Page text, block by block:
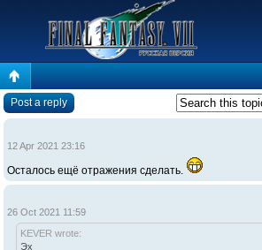
Post a reply
12 Apr 2021 23:16
Осталось ещё отражения сделать.
26 Oct 2021 11:59
KEVER wrote:
Эх